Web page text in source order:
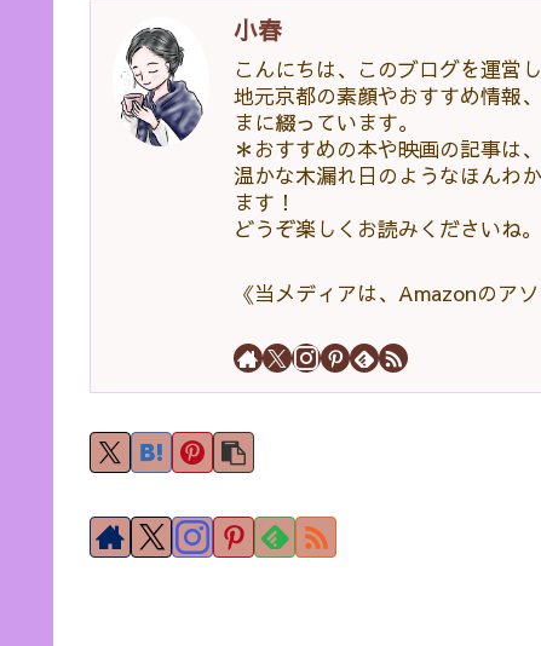
小春
こんにちは、このブログを運営
地元京都の素顔やおすすめ情報
まに綴っています。
＊おすすめの本や映画の記事は
温かな木漏れ日のようなほんわ
ます！
どうぞ楽しくお読みくださいね。
《当メディアは、Amazonのア